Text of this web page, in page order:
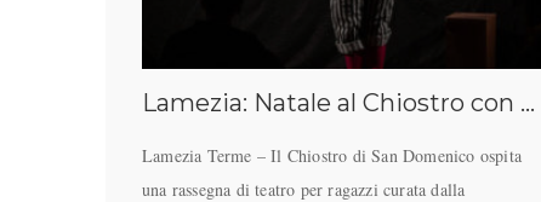
Lamezia: Natale al Chiostro con “Il Principe Felice” di Teatrop
Lamezia Terme – Il Chiostro di San Domenico ospita
una rassegna di teatro per ragazzi curata dalla